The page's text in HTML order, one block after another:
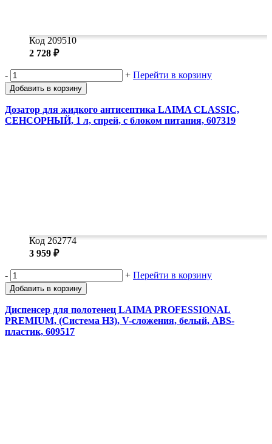
Код 209510
2 728 ₽
- + Перейти в корзину
Добавить в корзину
Дозатор для жидкого антисептика LAIMA CLASSIC,
СЕНСОРНЫЙ, 1 л, спрей, с блоком питания, 607319
Код 262774
3 959 ₽
- + Перейти в корзину
Добавить в корзину
Диспенсер для полотенец LAIMA PROFESSIONAL
PREMIUM, (Система H3), V-сложения, белый, ABS-
пластик, 609517